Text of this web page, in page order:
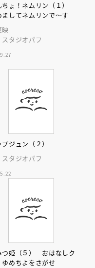
ちょ！ネムリン（１）
ましてネムリンで～す
映
スタジオパフ
ジュン（２）
スタジオパフ
つ姫（５） おはなしク
めちよをさがせ